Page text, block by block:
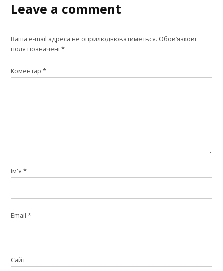
Leave a comment
Ваша e-mail адреса не оприлюднюватиметься. Обов’язкові
поля позначені*
Коментар*
Ім'я*
Email*
Сайт